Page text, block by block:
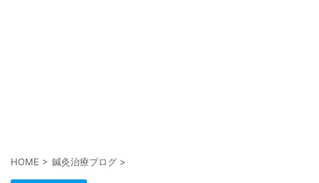
HOME > 鍼灸治療ブログ >